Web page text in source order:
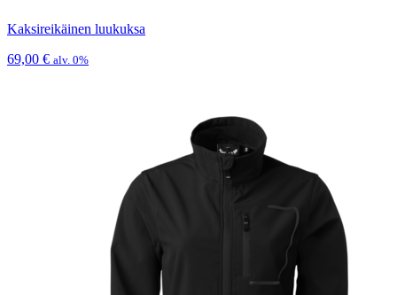
Kaksireikäinen luukuksa
69,00 € alv. 0%